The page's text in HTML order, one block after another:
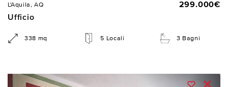
L'Aquila, AQ
299.000€
Ufficio
338 mq 5 Locali 3 Bagni